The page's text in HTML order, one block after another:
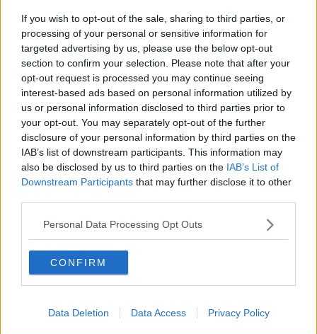
If you wish to opt-out of the sale, sharing to third parties, or
processing of your personal or sensitive information for
targeted advertising by us, please use the below opt-out
section to confirm your selection. Please note that after your
opt-out request is processed you may continue seeing
interest-based ads based on personal information utilized by
us or personal information disclosed to third parties prior to
your opt-out. You may separately opt-out of the further
disclosure of your personal information by third parties on the
IAB’s list of downstream participants. This information may
also be disclosed by us to third parties on the IAB’s List of
Downstream Participants that may further disclose it to other
Personal Data Processing Opt Outs
CONFIRM
Data Deletion Data Access Privacy Policy
​Il lato positivo delle cose
​Storie antiche di tempi moderni
​Quello che alle mamme non dicono
Adultescenza
Homo imbecillis
​4 anni di Blog
Quando il silenzio è aggressivo
​Il passato, questo conosciuto!
​Clima ballerino e sbalzi d’umore
La maternità
​L’uomo o l’orso?
Non hanno un amico a teatro​
​Tutta una questione di rispetto
​Cose che ci esauriscono
​Lasciate ai vostri figli il diritto di piangere
​Parole d’amore regalate al vento
​Essere genitori di un adolescente
​Saper pazientare
​Giornata del Fiocchetto Lilla
Ma ti ascolti?